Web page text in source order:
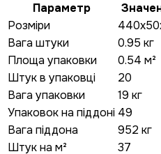
Параметр
Розміри
Вага штуки
0.95 кг
Площа упаковки
0.54 м²
Штук в упаковці
20
Вага упаковки
19 кг
Упаковок на піддоні 49
Вага піддона
952 кг
Штук на м²
37